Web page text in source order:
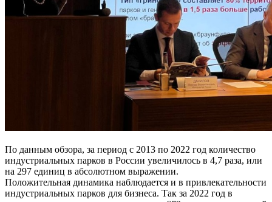
По данным обзора, за период с 2013 по 2022 год количество
индустриальных парков в России увеличилось в 4,7 раза, или
на 297 единиц в абсолютном выражении.
Положительная динамика наблюдается и в привлекательности
индустриальных парков для бизнеса. Так за 2022 год в